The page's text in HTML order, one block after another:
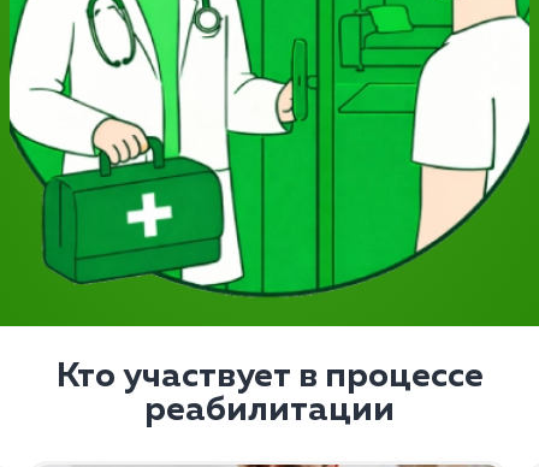
Кто участвует в процессе
реабилитации